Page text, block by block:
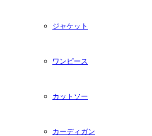
ジャケット
ワンピース
カットソー
カーディガン